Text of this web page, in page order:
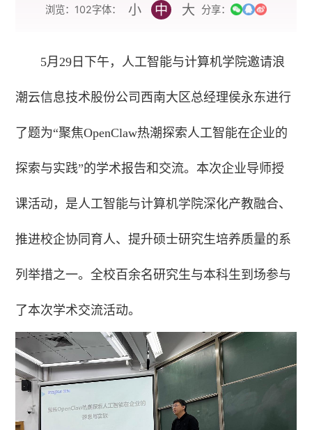
浏览： 102字体： 小 中 大 分享：
5月29日下午，人工智能与计算机学院邀请浪
潮云信息技术股份公司西南大区总经理侯永东进行
了题为“聚焦OpenClaw热潮探索人工智能在企业的
探索与实践”的学术报告和交流。本次企业导师授
课活动，是人工智能与计算机学院深化产教融合、
推进校企协同育人、提升硕士研究生培养质量的系
列举措之一。全校百余名研究生与本科生到场参与
了本次学术交流活动。